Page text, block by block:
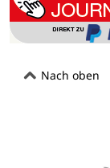
Nach oben